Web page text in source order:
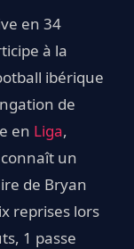
en 34
à la
ibérique
de
en Liga,
un
de Bryan
reprises lors
1 passe